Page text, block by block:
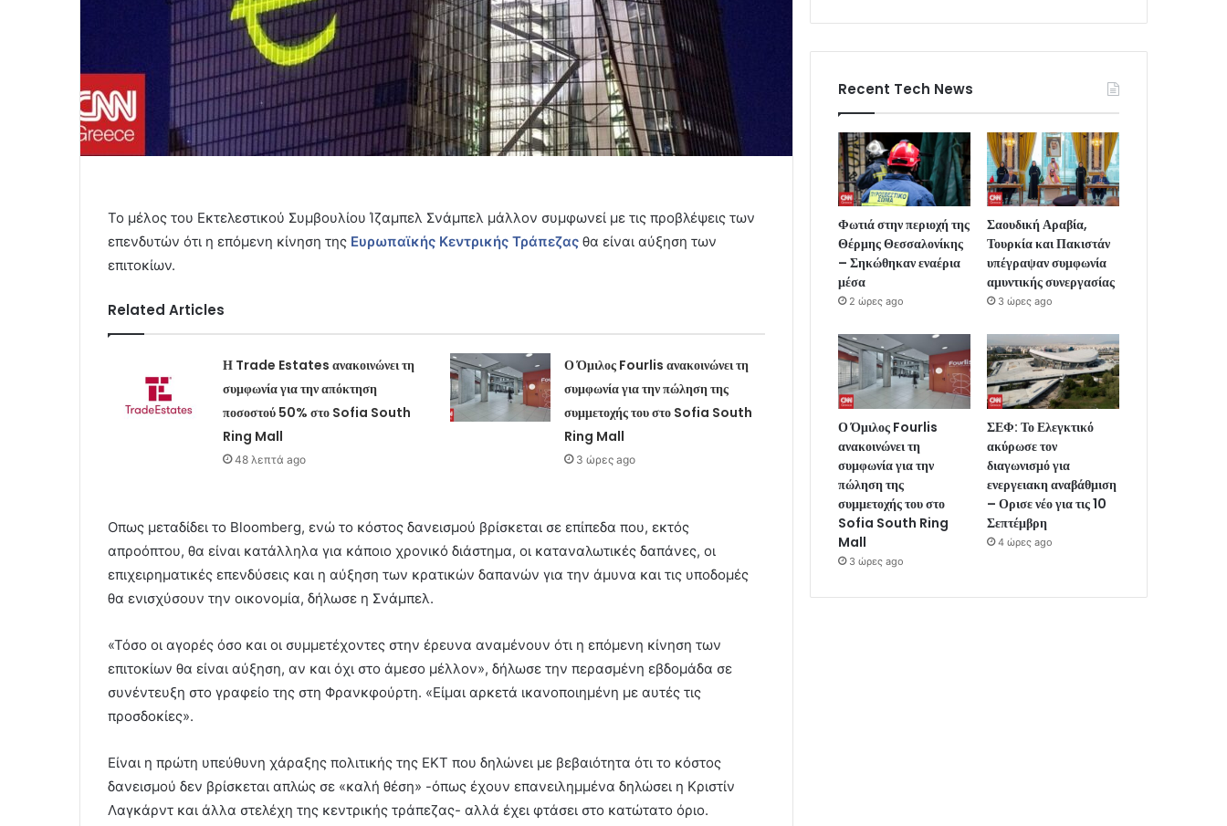
Το μέλος του Εκτελεστικού Συμβουλίου Ίζαμπελ Σνάμπελ μάλλον συμφωνεί με τις προβλέψεις των
επενδυτών ότι η επόμενη κίνηση της Ευρωπαϊκής Κεντρικής Τράπεζας θα είναι αύξηση των
επιτοκίων.
Related Articles
Η Trade Estates ανακοινώνει τη
συμφωνία για την απόκτηση
ποσοστού 50% στο Sofia South
Ring Mall
48 λεπτά ago
Ο Όμιλος Fourlis ανακοινώνει τη
συμφωνία για την πώληση της
συμμετοχής του στο Sofia South
Ring Mall
3 ώρες ago
Οπως μεταδίδει το Bloomberg, ενώ το κόστος δανεισμού βρίσκεται σε επίπεδα που, εκτός
απροόπτου, θα είναι κατάλληλα για κάποιο χρονικό διάστημα, οι καταναλωτικές δαπάνες, οι
επιχειρηματικές επενδύσεις και η αύξηση των κρατικών δαπανών για την άμυνα και τις υποδομές
θα ενισχύσουν την οικονομία, δήλωσε η Σνάμπελ.
«Τόσο οι αγορές όσο και οι συμμετέχοντες στην έρευνα αναμένουν ότι η επόμενη κίνηση των
επιτοκίων θα είναι αύξηση, αν και όχι στο άμεσο μέλλον», δήλωσε την περασμένη εβδομάδα σε
συνέντευξη στο γραφείο της στη Φρανκφούρτη. «Είμαι αρκετά ικανοποιημένη με αυτές τις
προσδοκίες».
Eίναι η πρώτη υπεύθυνη χάραξης πολιτικής της ΕΚΤ που δηλώνει με βεβαιότητα ότι το κόστος
δανεισμού δεν βρίσκεται απλώς σε «καλή θέση» -όπως έχουν επανειλημμένα δηλώσει η Κριστίν
Λαγκάρντ και άλλα στελέχη της κεντρικής τράπεζας- αλλά έχει φτάσει στο κατώτατο όριο.
Recent Tech News
Φωτιά στην περιοχή της
Θέρμης Θεσσαλονίκης
– Σηκώθηκαν εναέρια
μέσα
2 ώρες ago
Σαουδική Αραβία,
Τουρκία και Πακιστάν
υπέγραψαν συμφωνία
αμυντικής συνεργασίας
3 ώρες ago
Ο Όμιλος Fourlis
ανακοινώνει τη
συμφωνία για την
πώληση της
συμμετοχής του στο
Sofia South Ring
Mall
3 ώρες ago
ΣΕΦ: Το Ελεγκτικό
ακύρωσε τον
διαγωνισμό για
ενεργειακη αναβάθμιση
– Ορισε νέο για τις 10
Σεπτέμβρη
4 ώρες ago